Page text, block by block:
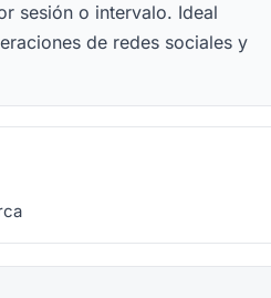
sesión o intervalo. Ideal
de redes sociales y